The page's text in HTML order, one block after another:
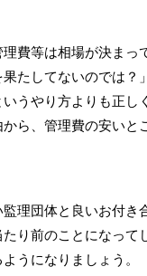
費等は相場が決まっ
果たしてないのでは
うやり方よりも正
ら、管理費の安いと
理団体と良いお付
り前のことになっ
うになりましょう。